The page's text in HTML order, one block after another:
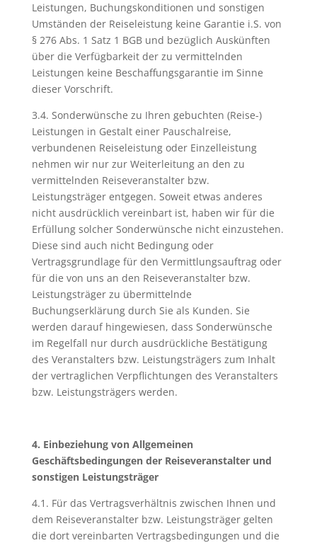
Leistungen, Buchungskonditionen und sonstigen
Umständen der Reiseleistung keine Garantie i.S. von
§ 276 Abs. 1 Satz 1 BGB und bezüglich Auskünften
über die Verfügbarkeit der zu vermittelnden
Leistungen keine Beschaffungsgarantie im Sinne
dieser Vorschrift.
3.4. Sonderwünsche zu Ihren gebuchten (Reise-)
Leistungen in Gestalt einer Pauschalreise,
verbundenen Reiseleistung oder Einzelleistung
nehmen wir nur zur Weiterleitung an den zu
vermittelnden Reiseveranstalter bzw.
Leistungsträger entgegen. Soweit etwas anderes
nicht ausdrücklich vereinbart ist, haben wir für die
Erfüllung solcher Sonderwünsche nicht einzustehen.
Diese sind auch nicht Bedingung oder
Vertragsgrundlage für den Vermittlungsauftrag oder
für die von uns an den Reiseveranstalter bzw.
Leistungsträger zu übermittelnde
Buchungserklärung durch Sie als Kunden. Sie
werden darauf hingewiesen, dass Sonderwünsche
im Regelfall nur durch ausdrückliche Bestätigung
des Veranstalters bzw. Leistungsträgers zum Inhalt
der vertraglichen Verpflichtungen des Veranstalters
bzw. Leistungsträgers werden.
4. Einbeziehung von Allgemeinen
Geschäftsbedingungen der Reiseveranstalter und
sonstigen Leistungsträger
4.1. Für das Vertragsverhältnis zwischen Ihnen und
dem Reiseveranstalter bzw. Leistungsträger gelten
die dort vereinbarten Vertragsbedingungen und die